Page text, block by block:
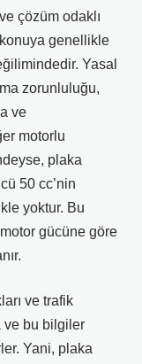
çözüm odaklı
konuya genellikle
Yasal
zorunluluğu,
ve
motorlu
plaka
50 cc’nin
yoktur. Bu
gücüne göre
ve trafik
ve bu bilgiler
Yani, plaka